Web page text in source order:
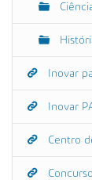
Inovar
Inovar
Centro